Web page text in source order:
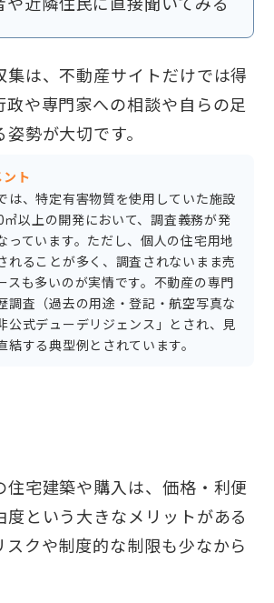
集は、不動産サイトだけでは得
政や専門家への相談や自らの足
勢が大切です。
ト
は、特定有害物質を使用していた施設
以上の開発において、調査義務が発
っています。ただし、個人の住宅用地
れることが多く、調査されないまま売
スも多いのが実情です。不動産の専門
調査（過去の用途・登記・航空写真な
公式デューデリジェンス」とされ、見
結する典型例とされています。
住宅建築や購入は、価格・利便
という大きなメリットがある
クや制度的な制限も少なから